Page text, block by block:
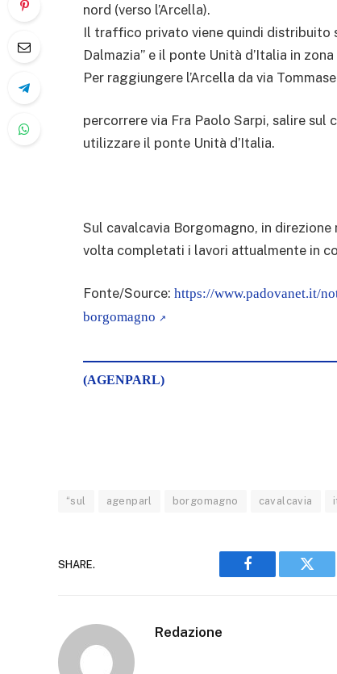
nord (verso l’Arcella).
Il traffico privato viene quindi distribuito
Dalmazia” e il ponte Unità d’Italia in zona
Per raggiungere l’Arcella da via
percorrere via Fra Paolo Sarpi, salire sul
utilizzare il ponte Unità d’Italia.
Sul cavalcavia Borgomagno, in
volta completati i lavori attualmente in
Fonte/Source: https://www.padovanet.it/
borgomagno
(AGENPARL)
“sul agenparl borgomagno cavalcavia
SHARE.
Facebook
Redazione